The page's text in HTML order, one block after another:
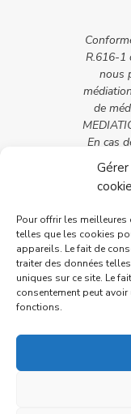
Pour offrir les
telles que les cookies
appareils. Le fait de
traiter des données
uniques sur ce site. Le
consentement peut
fonctions.
R.616-1
nous
de
En cas